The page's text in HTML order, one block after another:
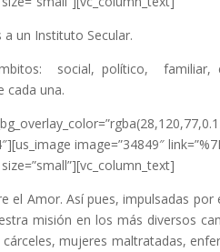
un Instituto Secular.
social, político, familiar,
cada una.
image=”34849″
el Amor. Así pues, impulsadas
misión en los más diversos
mujeres maltratadas,